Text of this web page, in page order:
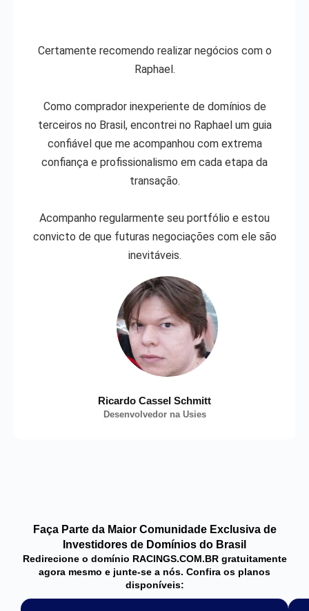
Certamente recomendo realizar negócios com o
Raphael.
Como comprador inexperiente de domínios de
terceiros no Brasil, encontrei no Raphael um guia
confiável que me acompanhou com extrema
confiança e profissionalismo em cada etapa da
transação.
Acompanho regularmente seu portfólio e estou
convicto de que futuras negociações com ele são
inevitáveis.
Ricardo Cassel Schmitt
Desenvolvedor na Usies
Faça Parte da Maior Comunidade Exclusiva de
Investidores de Domínios do Brasil
Redirecione o domínio RACINGS.COM.BR gratuitamente
agora mesmo e junte-se a nós. Confira os planos
disponíveis: